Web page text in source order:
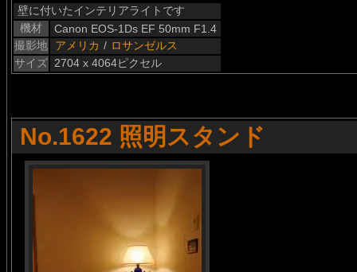
壁に付いたインテリアライトです
機材
Canon EOS-1Ds EF 50mm F1.4
撮影地
アメリカ / ロサンゼルス
サイズ 2704 x 4064ピクセル
No.1622 照明スタンド